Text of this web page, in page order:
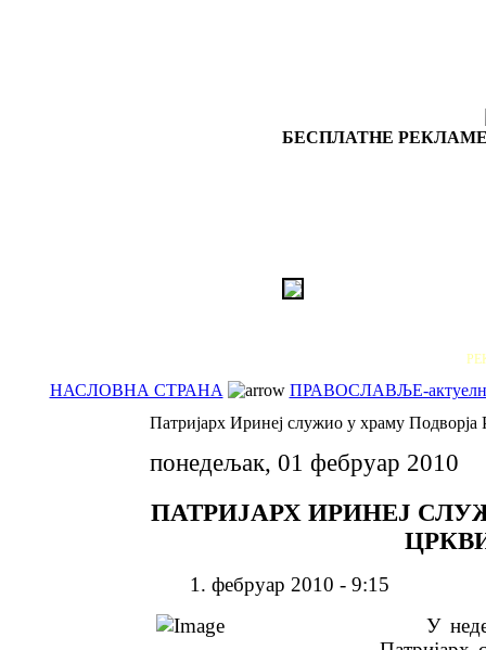
БЕСПЛАТНЕ
НАСЛОВНА СТРАНА
ПРАВОСЛАВЉЕ-
Патријарх Иринеј служио у храму
понедељак, 01 фебруар 2010
ПАТРИЈАРХ ИРИНЕЈ
1. фебруар 2010 - 9:15
У